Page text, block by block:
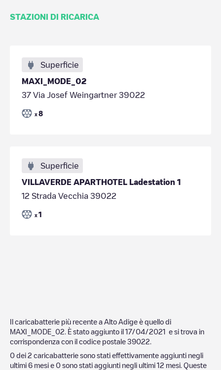
STAZIONI DI RICARICA
Superficie
MAXI_MODE_02
37 Via Josef Weingartner 39022
x 8
Superficie
VILLAVERDE APARTHOTEL Ladestation 1
12 Strada Vecchia 39022
x 1
Il caricabatterie più recente a Alto Adige è quello di
MAXI_MODE_02 . È stato aggiunto il 17/04/2021 e si trova in
corrispondenza con il codice postale 39022
0 dei 2 caricabatterie sono stati effettivamente aggiunti negli
ultimi 6 mesi e 0 sono stati aggiunti negli ultimi 12 mesi. Queste